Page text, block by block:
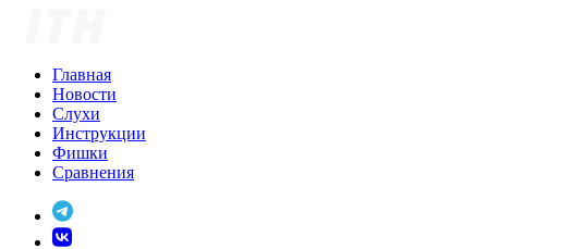
Главная
Новости
Слухи
Инструкции
Фишки
Сравнения